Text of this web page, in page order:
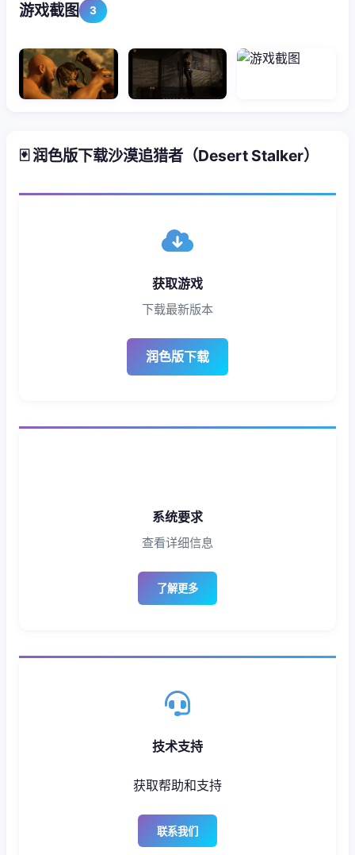
游戏截图 3
🃏 润色版下载沙漠追猎者（Desert Stalker）
获取游戏
下载最新版本
润色版下载
系统要求
查看详细信息
了解更多
技术支持
获取帮助和支持
联系我们